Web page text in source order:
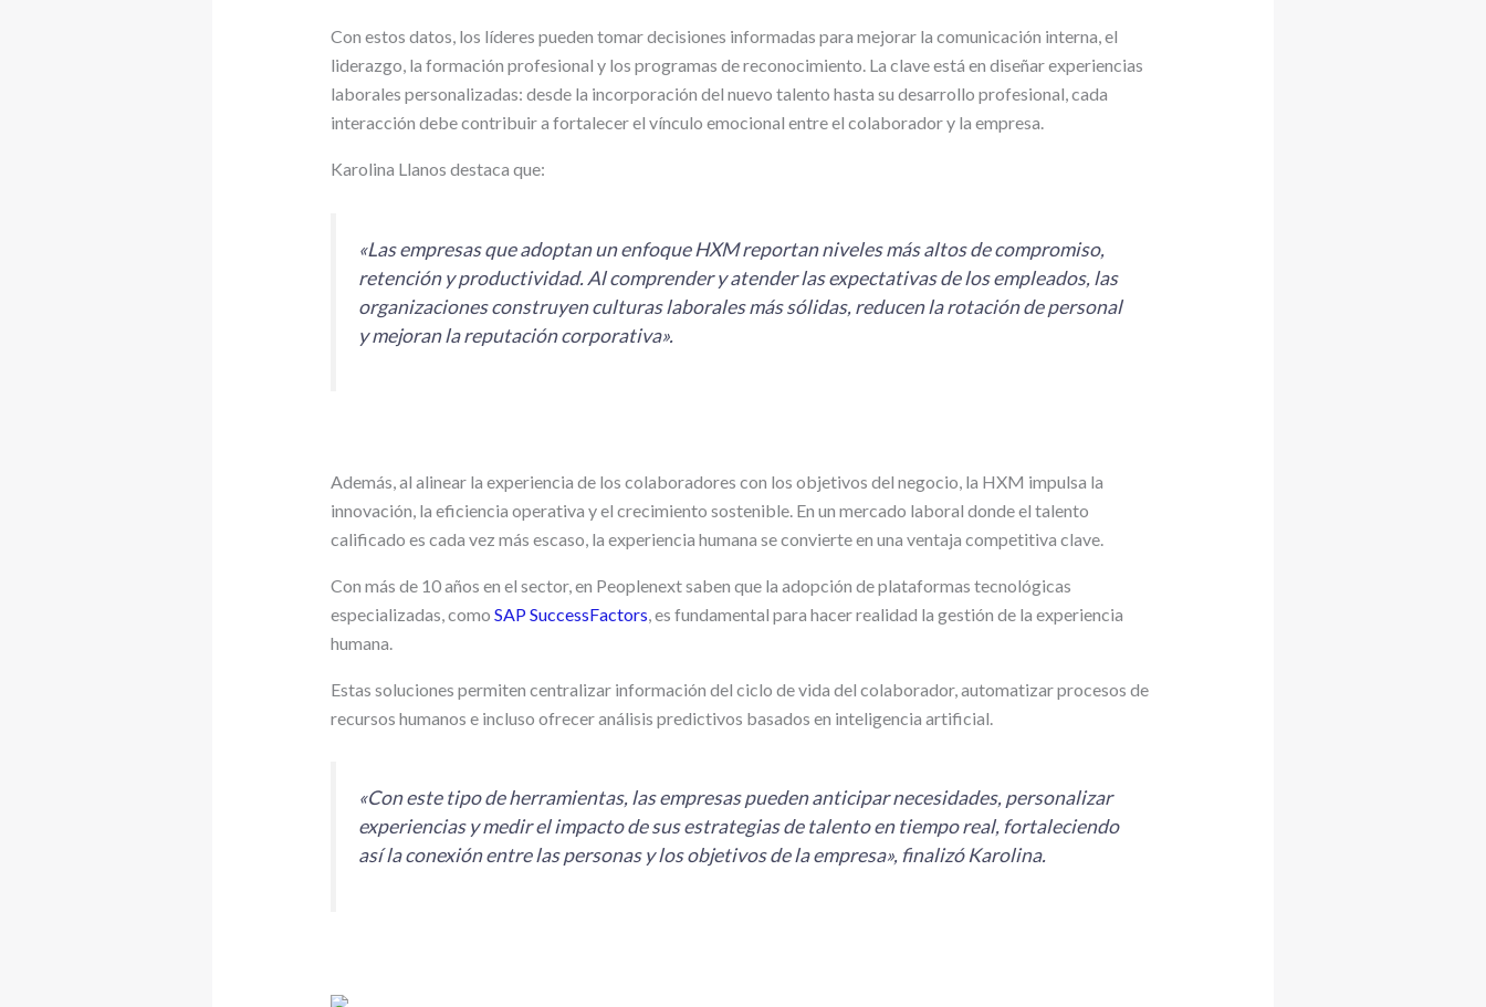
Con estos datos, los líderes pueden tomar decisiones informadas para mejorar la comunicación interna, el
liderazgo, la formación profesional y los programas de reconocimiento. La clave está en diseñar experiencias
laborales personalizadas: desde la incorporación del nuevo talento hasta su desarrollo profesional, cada
interacción debe contribuir a fortalecer el vínculo emocional entre el colaborador y la empresa.
Karolina Llanos destaca que:
«Las empresas que adoptan un enfoque HXM reportan niveles más altos de compromiso,
retención y productividad. Al comprender y atender las expectativas de los empleados, las
organizaciones construyen culturas laborales más sólidas, reducen la rotación de personal
y mejoran la reputación corporativa».
Además, al alinear la experiencia de los colaboradores con los objetivos del negocio, la HXM impulsa la
innovación, la eficiencia operativa y el crecimiento sostenible. En un mercado laboral donde el talento
calificado es cada vez más escaso, la experiencia humana se convierte en una ventaja competitiva clave.
Con más de 10 años en el sector, en Peoplenext saben que la adopción de plataformas tecnológicas
especializadas, como SAP SuccessFactors, es fundamental para hacer realidad la gestión de la experiencia
humana.
Estas soluciones permiten centralizar información del ciclo de vida del colaborador, automatizar procesos de
recursos humanos e incluso ofrecer análisis predictivos basados en inteligencia artificial.
«Con este tipo de herramientas, las empresas pueden anticipar necesidades, personalizar
experiencias y medir el impacto de sus estrategias de talento en tiempo real, fortaleciendo
así la conexión entre las personas y los objetivos de la empresa», finalizó Karolina.